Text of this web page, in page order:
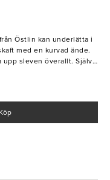
Östlin kan underlätta i
med en kurvad ände.
sleven överallt. Själva
Köp